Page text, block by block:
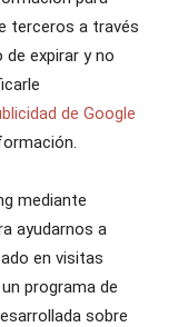
terceros a través
expirar y no
de Google
mediante
ayudarnos a
en visitas
programa de
sobre